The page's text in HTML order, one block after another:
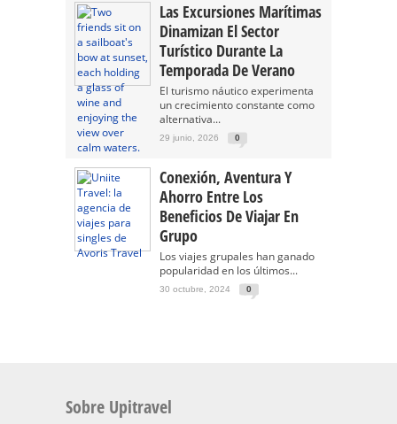
Las Excursiones Marítimas
Dinamizan El Sector
Turístico Durante La
Temporada De Verano
El turismo náutico experimenta
un crecimiento constante como
alternativa...
29 junio, 2026 0
Conexión, Aventura Y
Ahorro Entre Los
Beneficios De Viajar En
Grupo
Los viajes grupales han ganado
popularidad en los últimos...
30 octubre, 2024 0
Sobre Upitravel